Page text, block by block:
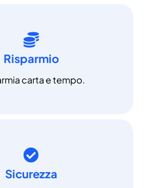
Risparmio
carta e tempo.
Sicurezza